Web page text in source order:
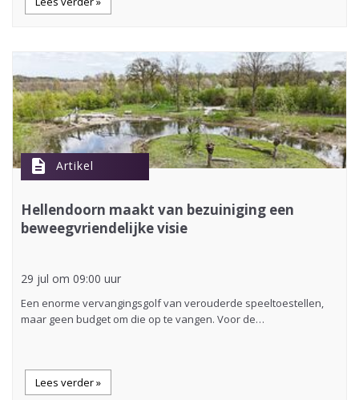
description Artikel
Hellendoorn maakt van bezuiniging een
beweegvriendelijke visie
29 jul om 09:00 uur
Een enorme vervangingsgolf van verouderde speeltoestellen,
maar geen budget om die op te vangen. Voor de…
Lees verder »